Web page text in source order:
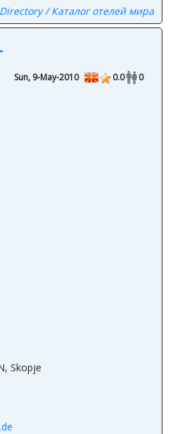
/ Каталог отелей мира
Sun, 9-May-2010 0.0 0
Skopje